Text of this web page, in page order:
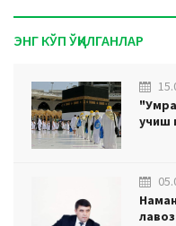
ЭНГ КЎП ЎҚИЛГАНЛАР
учиш